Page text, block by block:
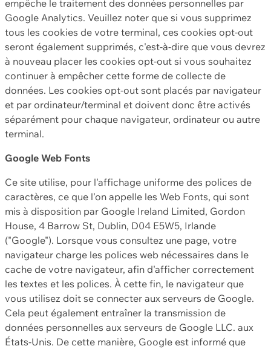
empêche le traitement des données personnelles par
Google Analytics. Veuillez noter que si vous supprimez
tous les cookies de votre terminal, ces cookies opt-out
seront également supprimés, c'est-à-dire que vous devrez
à nouveau placer les cookies opt-out si vous souhaitez
continuer à empêcher cette forme de collecte de
données. Les cookies opt-out sont placés par navigateur
et par ordinateur/terminal et doivent donc être activés
séparément pour chaque navigateur, ordinateur ou autre
terminal.
Google Web Fonts
Ce site utilise, pour l'affichage uniforme des polices de
caractères, ce que l'on appelle les Web Fonts, qui sont
mis à disposition par Google Ireland Limited, Gordon
House, 4 Barrow St, Dublin, D04 E5W5, Irlande
("Google"). Lorsque vous consultez une page, votre
navigateur charge les polices web nécessaires dans le
cache de votre navigateur, afin d'afficher correctement
les textes et les polices. À cette fin, le navigateur que
vous utilisez doit se connecter aux serveurs de Google.
Cela peut également entraîner la transmission de
données personnelles aux serveurs de Google LLC. aux
États-Unis. De cette manière, Google est informé que